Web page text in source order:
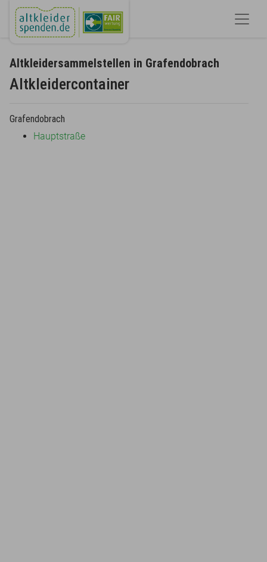
Altkleidersammelstellen in Grafendobrach
Altkleidercontainer
Grafendobrach
Hauptstraße